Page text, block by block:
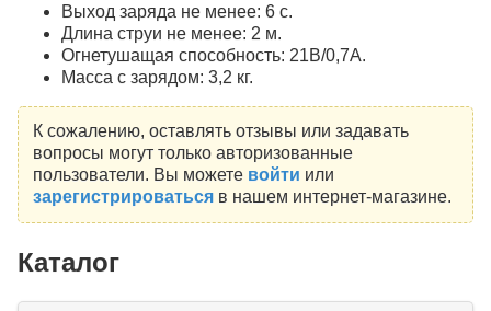
Выход заряда не менее: 6 с.
Длина струи не менее: 2 м.
Огнетушащая способность: 21В/0,7А.
Масса с зарядом: 3,2 кг.
К сожалению, оставлять отзывы или задавать
вопросы могут только авторизованные
пользователи. Вы можете войти или
зарегистрироватьсяв нашем интернет-магазине.
Каталог